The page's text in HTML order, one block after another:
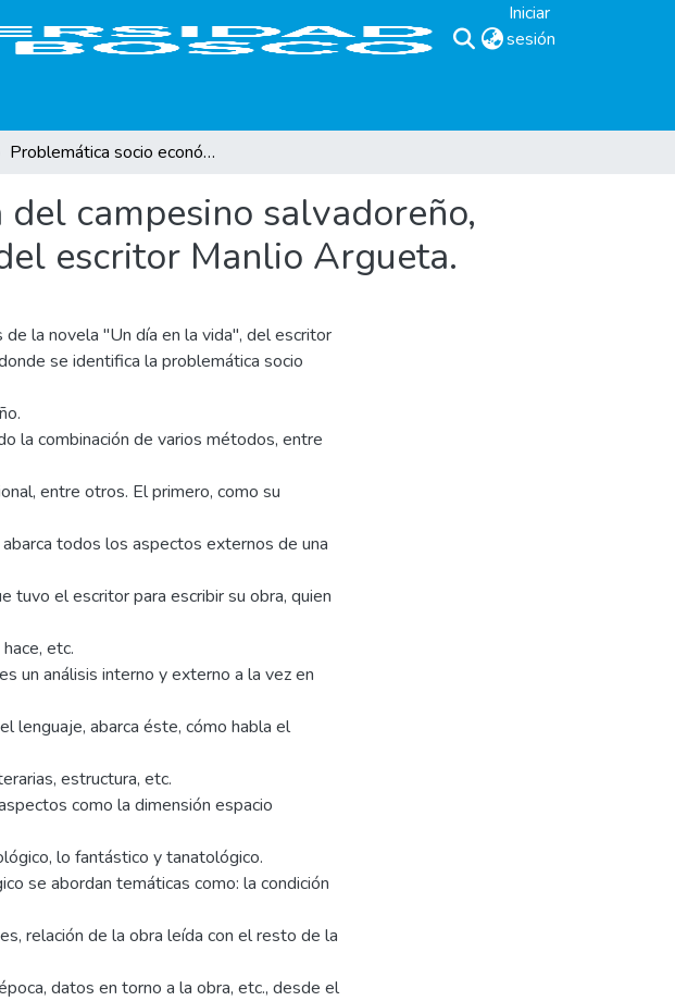
Iniciar
sesión
Problemática socio económica y política del campesino salvadoreño, reflejada en la obra "Un día en la vida" del escritor Manlio Argueta.
campesino salvadoreño,
escritor Manlio Argueta.
la novela "Un día en la vida", del escritor
se identifica la problemática socio
la combinación de varios métodos, entre
entre otros. El primero, como su
todos los aspectos externos de una
tuvo el escritor para escribir su obra, quien
etc.
un análisis interno y externo a la vez en
lenguaje, abarca éste, cómo habla el
estructura, etc.
como la dimensión espacio
lo fantástico y tanatológico.
se abordan temáticas como: la condición
relación de la obra leída con el resto de la
datos en torno a la obra, etc., desde el